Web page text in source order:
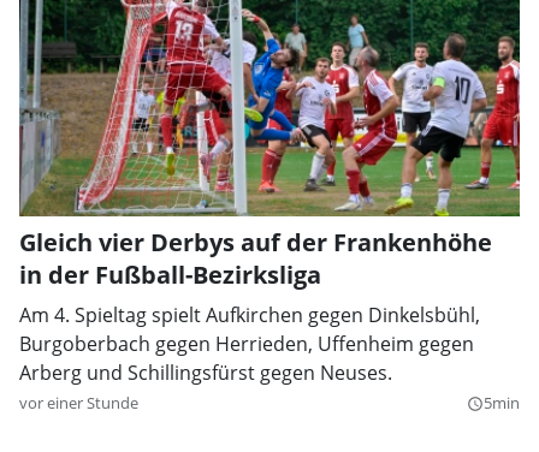
Gleich vier Derbys auf der Frankenhöhe
in der Fußball-Bezirksliga
Am 4. Spieltag spielt Aufkirchen gegen Dinkelsbühl,
Burgoberbach gegen Herrieden, Uffenheim gegen
Arberg und Schillingsfürst gegen Neuses.
vor einer Stunde query_builder5min